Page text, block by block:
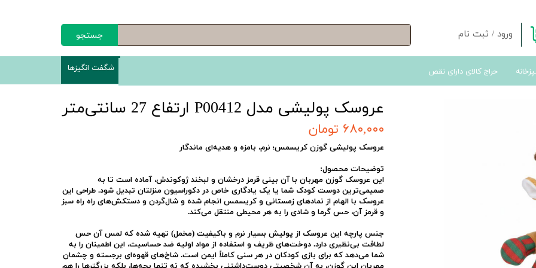
ورود / ثبت نام
تغییر گذر واژه
جستجو
حراج کالای دارای نقص شگفت انگیزها
عروسک پولیشی مدل P00412 ارتفاع 27 سانتی‌متر
۶۸۰,۰۰۰ تومان
عروسک پولیشی گوزن کریسمس؛ نرم، بامزه و هدیه‌ای ماندگار
توضیحات محصول:
این عروسک گوزن مهربان با آن بینی قرمز درخشان و لبخند ژوکوندش، آماده است تا به
صمیمی‌ترین دوست کودک شما یا یک یادگاری خاص در دکوراسیون منزلتان تبدیل شود. طراحی این
عروسک با الهام از نمادهای زمستانی و کریسمس انجام شده و شال‌گردن و دستکش‌های راه راه سبز
و قرمز آن، حس گرما و شادی را به هر محیطی منتقل می‌کند.
جنس پارچه این عروسک از پولیش بسیار نرم و باکیفیت (مخمل) تهیه شده که لمس آن حس
لطافت بی‌نظیری دارد. دوخت‌های ظریف و استفاده از مواد اولیه ضد حساسیت، این اطمینان را به
شما می‌دهد که برای بازی کودکان در هر سنی کاملاً ایمن است. شاخ‌های قهوه‌ای برجسته و چشمان